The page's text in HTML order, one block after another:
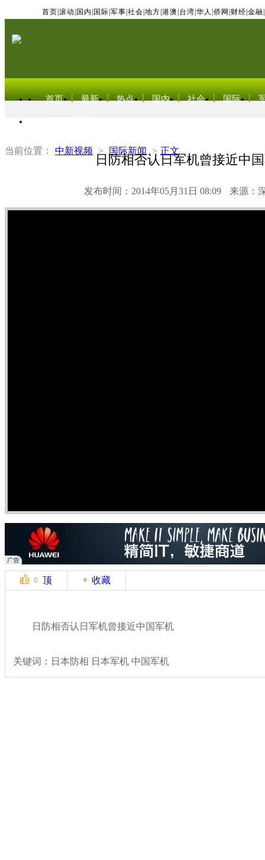
首页 滚动 国内 国际 军事 社会 地方 港澳 台湾 华人 侨网 财经 金融
首页 最新 热点 国内 社会 国际
当前位置： 中新视频 > 国际新闻 > 正文
日防相否认日军机曾接近中
发布时间：2014年05月31日 08:09 来源：
0 顶 收藏
日防相否认日军机曾接近中国军机
关键词：日本防相 日本军机 中国军机